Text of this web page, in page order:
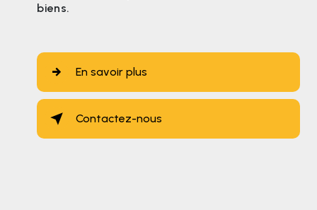
biens.
En savoir plus
Contactez-nous